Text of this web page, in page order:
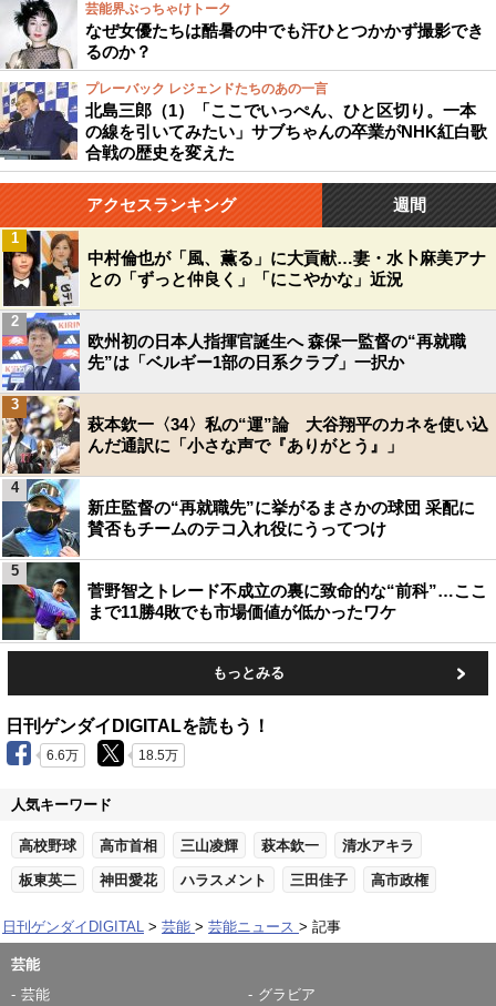
芸能界ぶっちゃけトーク
なぜ女優たちは酷暑の中でも汗ひとつかかず撮影でき
るのか？
プレーバック レジェンドたちのあの一言
北島三郎（1）「ここでいっぺん、ひと区切り。一本
の線を引いてみたい」サブちゃんの卒業がNHK紅白歌
合戦の歴史を変えた
アクセスランキング 週間
中村倫也が「風、薫る」に大貢献…妻・水卜麻美アナ
との「ずっと仲良く」「にこやかな」近況
1
欧州初の日本人指揮官誕生へ 森保一監督の“再就職
先”は「ベルギー1部の日系クラブ」一択か
2
萩本欽一〈34〉私の“運”論 大谷翔平のカネを使い込
んだ通訳に「小さな声で『ありがとう』」
3
新庄監督の“再就職先”に挙がるまさかの球団 采配に
賛否もチームのテコ入れ役にうってつけ
4
菅野智之トレード不成立の裏に致命的な“前科”…ここ
まで11勝4敗でも市場価値が低かったワケ
5
もっとみる
日刊ゲンダイDIGITALを読もう！
6.6万 18.5万
人気キーワード
高校野球 高市首相 三山凌輝 萩本欽一 清水アキラ
板東英二 神田愛花 ハラスメント 三田佳子 高市政権
日刊ゲンダイDIGITAL 芸能 芸能ニュース 記事
芸能
芸能
グラビア